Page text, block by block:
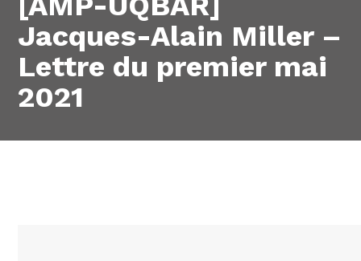
Jacques-Alain Miller –
Lettre du premier mai
2021